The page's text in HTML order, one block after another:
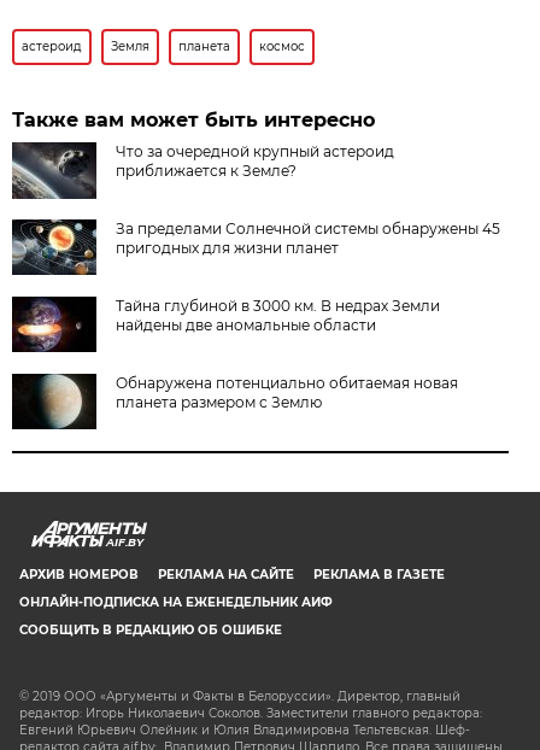
астероид Земля планета космос
Также вам может быть интересно
Что за очередной крупный астероид
приближается к Земле?
За пределами Солнечной системы обнаружены 45
пригодных для жизни планет
Тайна глубиной в 3000 км. В недрах Земли
найдены две аномальные области
Обнаружена потенциально обитаемая новая
планета размером с Землю
AIF.BY
АРХИВ НОМЕРОВ РЕКЛАМА НА САЙТЕ
РЕКЛАМА В ГАЗЕТЕ
ОНЛАЙН-ПОДПИСКА НА ЕЖЕНЕДЕЛЬНИК АИФ
СООБЩИТЬ В РЕДАКЦИЮ ОБ ОШИБКЕ
© 2019 ООО «Аргументы и Факты в Белоруссии». Директор, главный
редактор: Игорь Николаевич Соколов. Заместители главного редактора:
Евгений Юрьевич Олейник и Юлия Владимировна Тельтевская. Шеф-
редактор сайта aif.by: Владимир Петрович Шарпило. Все права защищены.